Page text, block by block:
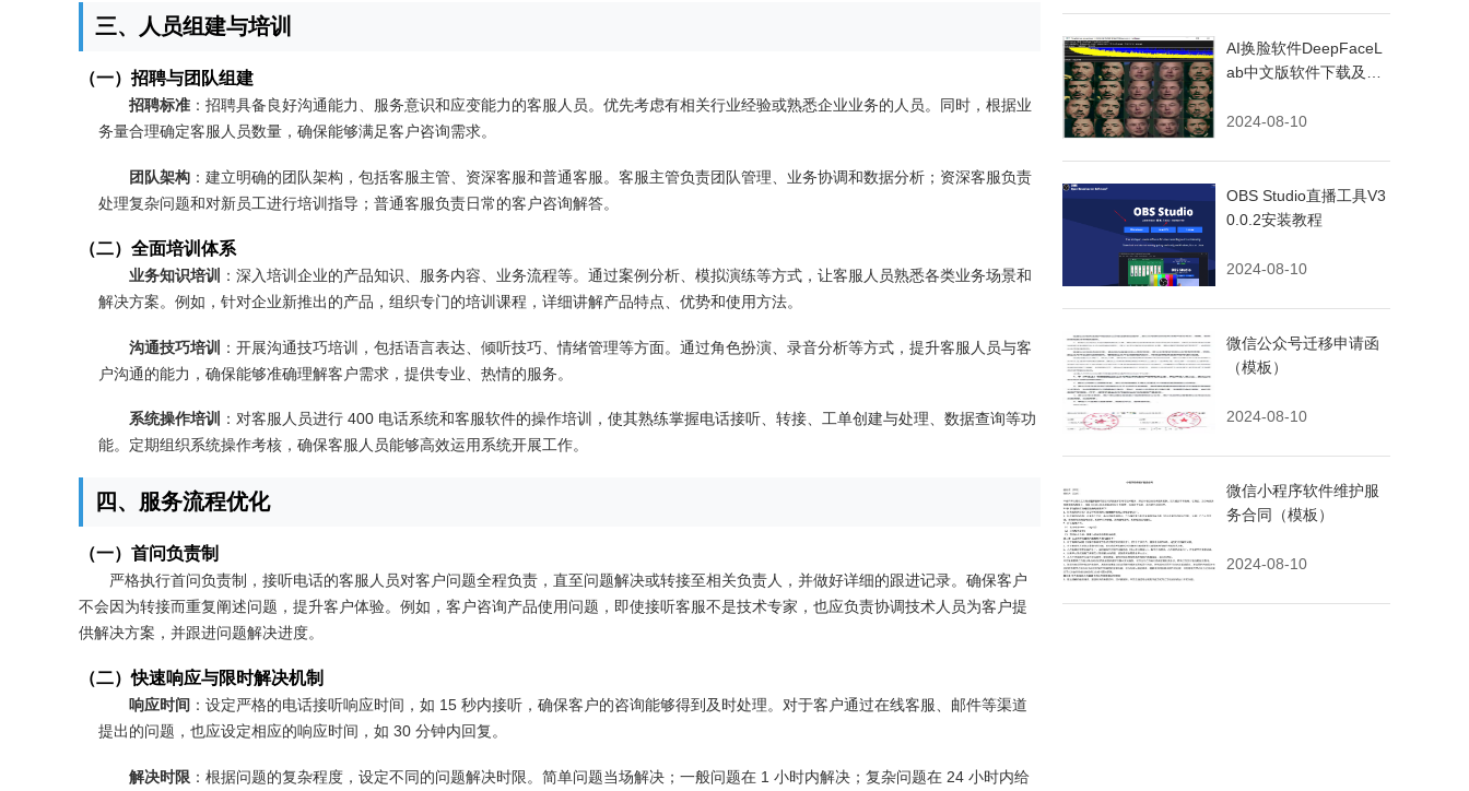
三、人员组建与培训
（一）招聘与团队组建
招聘标准：招聘具备良好沟通能力、服务意识和应变能力的客服人员。优先考虑有相关行业经验或熟悉企业业务的人员。同时，根据业
务量合理确定客服人员数量，确保能够满足客户咨询需求。
团队架构：建立明确的团队架构，包括客服主管、资深客服和普通客服。客服主管负责团队管理、业务协调和数据分析；资深客服负责
处理复杂问题和对新员工进行培训指导；普通客服负责日常的客户咨询解答。
（二）全面培训体系
业务知识培训
：深入培训企业的产品知识、服务内容、业务流程等。通过案例分析、模拟演练等方式，让客服人员熟悉各类业务场景和
解决方案。例如，针对企业新推出的产品，组织专门的培训课程，详细讲解产品特点、优势和使用方法。
沟通技巧培训
：开展沟通技巧培训，包括语言表达、倾听技巧、情绪管理等方面。通过角色扮演、录音分析等方式，提升客服人员与客
户沟通的能力，确保能够准确理解客户需求，提供专业、热情的服务。
系统操作培训
：对客服人员进行 400 电话系统和客服软件的操作培训，使其熟练掌握电话接听、转接、工单创建与处理、数据查询等功
能。定期组织系统操作考核，确保客服人员能够高效运用系统开展工作。
四、服务流程优化
（一）首问负责制
严格执行首问负责制，接听电话的客服人员对客户问题全程负责，直至问题解决或转接至相关负责人，并做好详细的跟进记录。确保客户
不会因为转接而重复阐述问题，提升客户体验。例如，客户咨询产品使用问题，即使接听客服不是技术专家，也应负责协调技术人员为客户提
供解决方案，并跟进问题解决进度。
（二）快速响应与限时解决机制
响应时间 ：设定严格的电话接听响应时间，如 15 秒内接听，确保客户的咨询能够得到及时处理。对于客户通过在线客服、邮件等渠道
提出的问题，也应设定相应的响应时间，如 30 分钟内回复。
解决时限 ：根据问题的复杂程度，设定不同的问题解决时限。简单问题当场解决；一般问题在 1 小时内解决；复杂问题在 24 小时内给
AI换脸软件DeepFaceL
ab中文版软件下载及安
2024-08-10
OBS Studio直播工具V3
0.0.2安装教程
2024-08-10
微信公众号迁移申请函
（模板）
2024-08-10
微信小程序软件维护服
务合同（模板）
2024-08-10